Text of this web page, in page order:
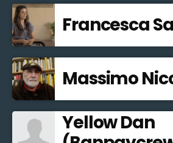
Francesca
Massimo
Yellow Dan